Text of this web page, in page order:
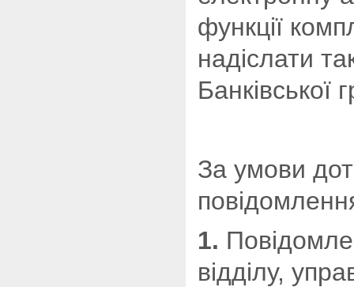
функції
надіслати
Банківської
За умови
1.
відділу,